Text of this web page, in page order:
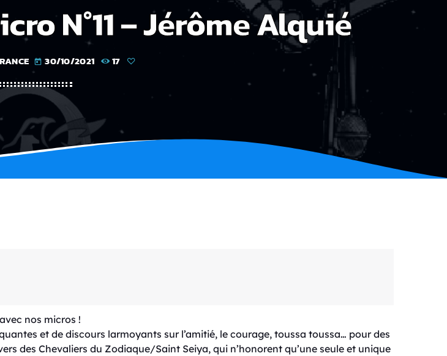
N°11 – Jérôme Alquié
today 30/10/2021 17
nos micros !
et de discours larmoyants sur l’amitié, le courage, toussa toussa… pour des
des Chevaliers du Zodiaque/Saint Seiya, qui n’honorent qu’une seule et unique